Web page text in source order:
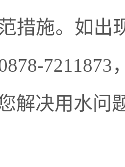
措施。如出
7211873
解决用水问